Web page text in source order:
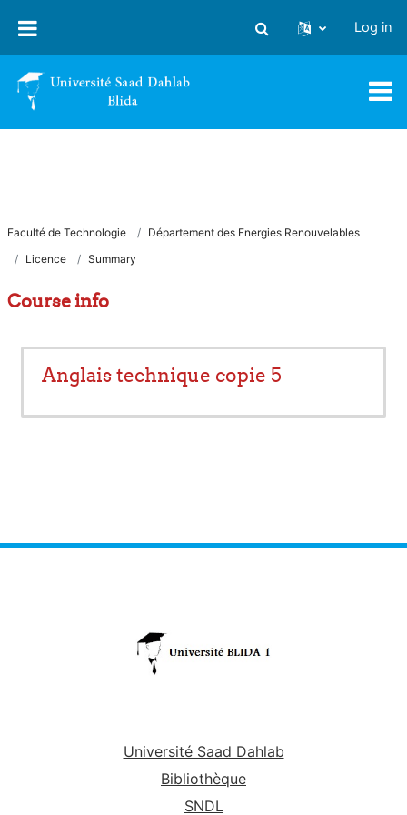
Toggle search input
Log in
Faculté de Technologie
Département des Energies Renouvelables
Licence
Summary
Course info
Anglais technique copie 5
Université Saad Dahlab
Bibliothèque
SNDL